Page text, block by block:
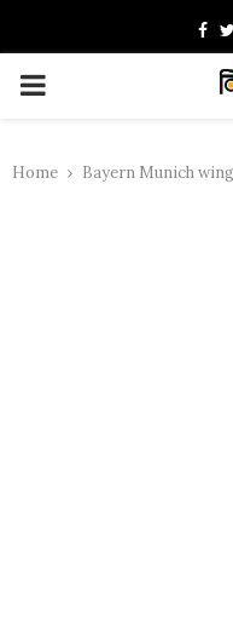
PRIMARY
Home Bayern Munich